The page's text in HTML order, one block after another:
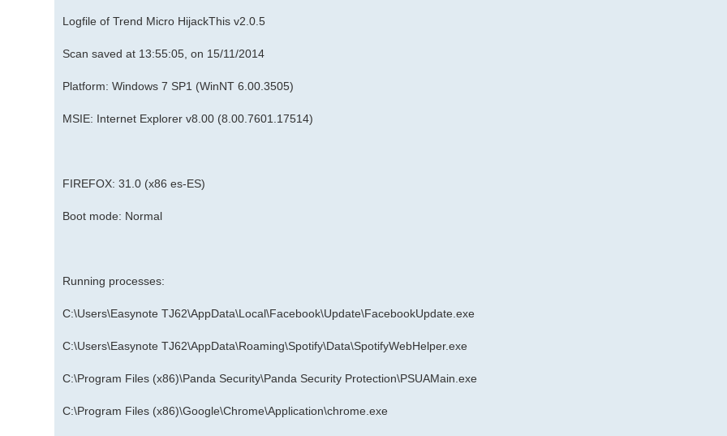
Logfile of Trend Micro HijackThis v2.0.5
Scan saved at 13:55:05, on 15/11/2014
Platform: Windows 7 SP1 (WinNT 6.00.3505)
MSIE: Internet Explorer v8.00 (8.00.7601.17514)
FIREFOX: 31.0 (x86 es-ES)
Boot mode: Normal
Running processes:
C:\Users\Easynote TJ62\AppData\Local\Facebook\Update\FacebookUpdate.exe
C:\Users\Easynote TJ62\AppData\Roaming\Spotify\Data\SpotifyWebHelper.exe
C:\Program Files (x86)\Panda Security\Panda Security Protection\PSUAMain.exe
C:\Program Files (x86)\Google\Chrome\Application\chrome.exe